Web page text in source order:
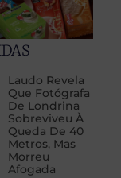
Laudo Revela
Que Fotógrafa
De Londrina
Sobreviveu À
Queda De 40
Metros, Mas
Morreu
Afogada